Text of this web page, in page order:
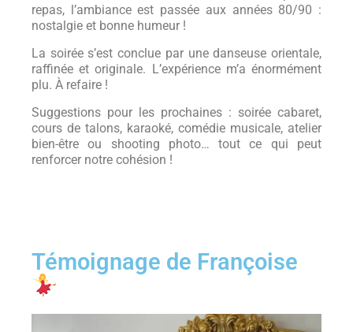
repas, l’ambiance est passée aux années 80/90 :
nostalgie et bonne humeur !
La soirée s’est conclue par une danseuse orientale,
raffinée et originale. L’expérience m’a énormément
plu. À refaire !
Suggestions pour les prochaines : soirée cabaret,
cours de talons, karaoké, comédie musicale, atelier
bien-être ou shooting photo… tout ce qui peut
renforcer notre cohésion !
Témoignage de Françoise